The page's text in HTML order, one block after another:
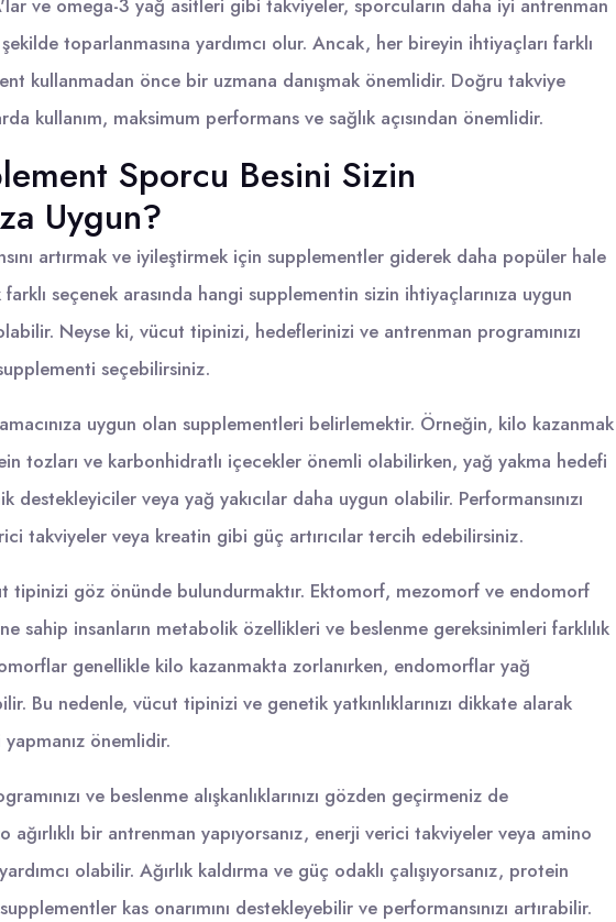
ve omega-3 yağ asitleri gibi takviyeler, sporcuların daha iyi antrenman
şekilde toparlanmasına yardımcı olur. Ancak, her bireyin ihtiyaçları farklı
kullanmadan önce bir uzmana danışmak önemlidir. Doğru takviye
kullanım, maksimum performans ve sağlık açısından önemlidir.
Sporcu Besini Sizin
Uygun?
artırmak ve iyileştirmek için supplementler giderek daha popüler hale
seçenek arasında hangi supplementin sizin ihtiyaçlarınıza uygun
Neyse ki, vücut tipinizi, hedeflerinizi ve antrenman programınızı
seçebilirsiniz.
uygun olan supplementleri belirlemektir. Örneğin, kilo kazanmak
tozları ve karbonhidratlı içecekler önemli olabilirken, yağ yakma hedefi
veya yağ yakıcılar daha uygun olabilir. Performansınızı
takviyeler veya kreatin gibi güç artırıcılar tercih edebilirsiniz.
tipinizi göz önünde bulundurmaktır. Ektomorf, mezomorf ve endomorf
sahip insanların metabolik özellikleri ve beslenme gereksinimleri farklılık
genellikle kilo kazanmakta zorlanırken, endomorflar yağ
Bu nedenle, vücut tipinizi ve genetik yatkınlıklarınızı dikkate alarak
önemlidir.
ve beslenme alışkanlıklarınızı gözden geçirmeniz de
ağırlıklı bir antrenman yapıyorsanız, enerji verici takviyeler veya amino
olabilir. Ağırlık kaldırma ve güç odaklı çalışıyorsanız, protein
kas onarımını destekleyebilir ve performansınızı artırabilir.